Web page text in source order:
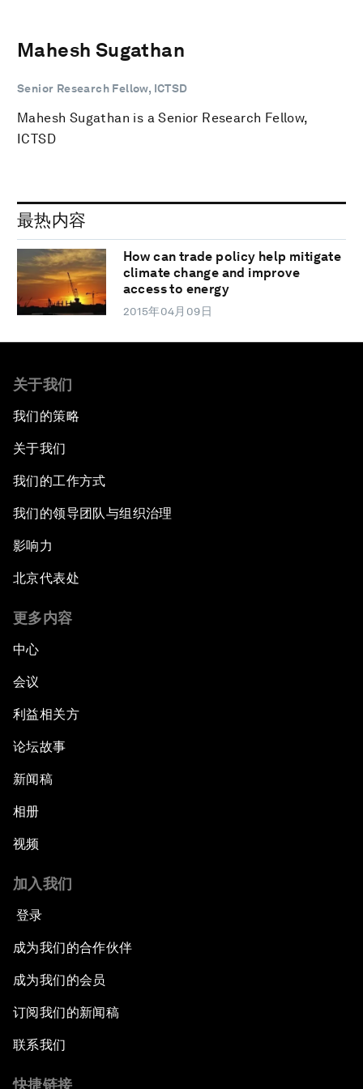
Mahesh Sugathan
Senior Research Fellow, ICTSD
Mahesh Sugathan is a Senior Research Fellow,
ICTSD
最热内容
How can trade policy help mitigate
climate change and improve
access to energy
2015年04月09日
关于我们
我们的策略
关于我们
我们的工作方式
我们的领导团队与组织治理
影响力
北京代表处
更多内容
中心
会议
利益相关方
论坛故事
新闻稿
相册
视频
加入我们
登录
成为我们的合作伙伴
成为我们的会员
订阅我们的新闻稿
联系我们
快捷链接